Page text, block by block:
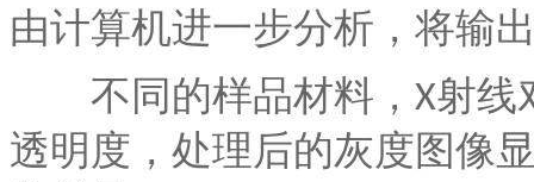
由计算机进一步分析，将输
不同的样品材料， X射线
透明度，处理后的灰度图像